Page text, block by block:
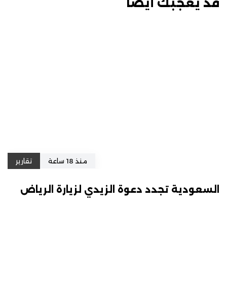
قد يعجبك أيضًا
منذ 18 ساعة تقارير
السعودية تجدد دعوة الزيدي لزيارة الرياض